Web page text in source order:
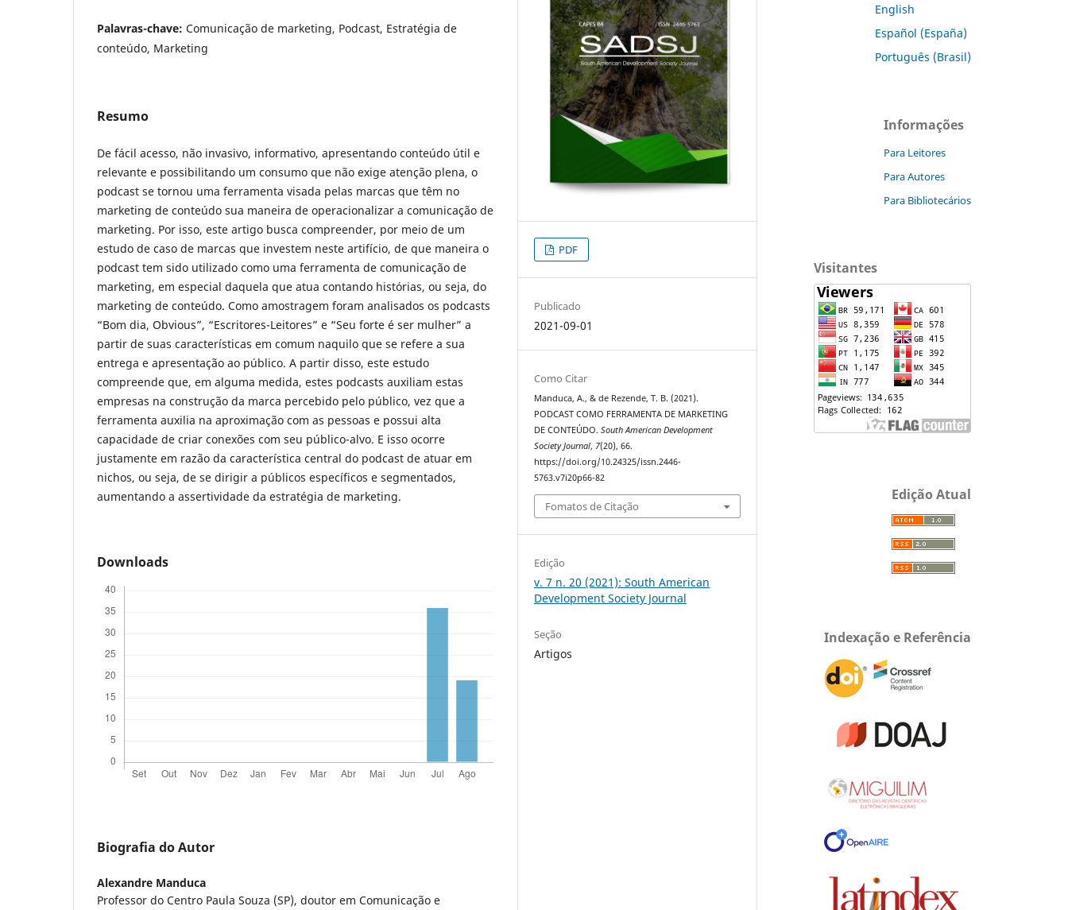
Palavras-chave: Comunicação de marketing, Podcast, Estratégia de
conteúdo, Marketing
Resumo
De fácil acesso, não invasivo, informativo, apresentando conteúdo útil e
relevante e possibilitando um consumo que não exige atenção plena, o
podcast se tornou uma ferramenta visada pelas marcas que têm no
marketing de conteúdo sua maneira de operacionalizar a comunicação de
marketing. Por isso, este artigo busca compreender, por meio de um
estudo de caso de marcas que investem neste artifício, de que maneira o
podcast tem sido utilizado como uma ferramenta de comunicação de
marketing, em especial daquela que atua contando histórias, ou seja, do
marketing de conteúdo. Como amostragem foram analisados os podcasts
“Bom dia, Obvious”, “Escritores-Leitores” e “Seu forte é ser mulher” a
partir de suas características em comum naquilo que se refere a sua
entrega e apresentação ao público. A partir disso, este estudo
compreende que, em alguma medida, estes podcasts auxiliam estas
empresas na construção da marca percebido pelo público, vez que a
ferramenta auxilia na aproximação com as pessoas e possui alta
capacidade de criar conexões com seu público-alvo. E isso ocorre
justamente em razão da característica central do podcast de atuar em
nichos, ou seja, de se dirigir a públicos específicos e segmentados,
aumentando a assertividade da estratégia de marketing.
Downloads
Biografia do Autor
Alexandre Manduca
Professor do Centro Paula Souza (SP), doutor em Comunicação e
PDF
Publicado
2021-09-01
Como Citar
Manduca, A., & de Rezende, T. B. (2021).
PODCAST COMO FERRAMENTA DE MARKETING
DE CONTEÚDO.South American Development
Society Journal, 7(20), 66.
https://doi.org/10.24325/issn.2446-
5763.v7i20p66-82
Fomatos de Citação
Edição
v. 7 n. 20 (2021): South American
Development Society Journal
Seção
Artigos
English
Español (España)
Português (Brasil)
Informações
Para Leitores
Para Autores
Para Bibliotecários
Visitantes
Edição Atual
Indexação e Referência